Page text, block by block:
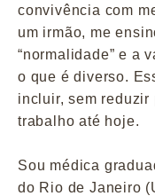
convivência com
um irmão, me
“normalidade” e a
o que é diverso.
incluir, sem reduzir
trabalho até hoje.
Sou médica
do Rio de Janeiro